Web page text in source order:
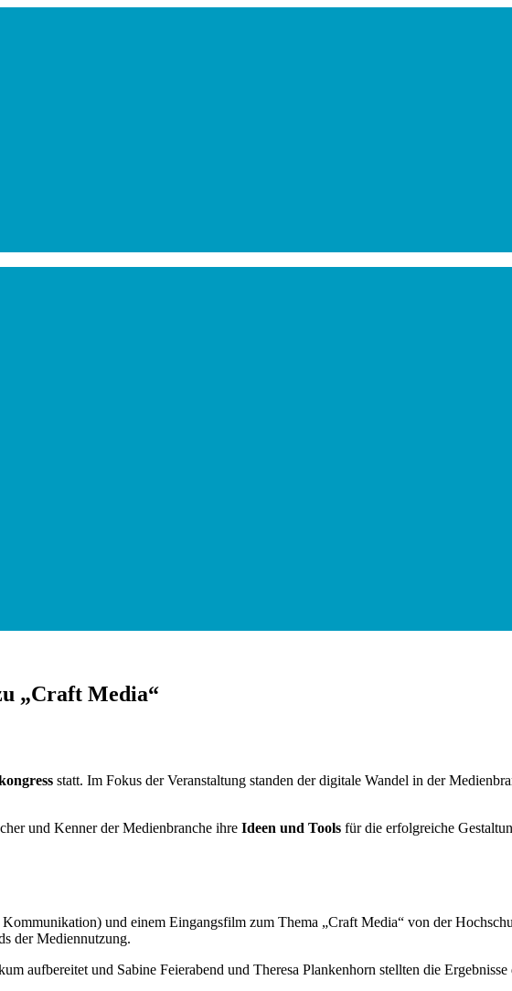
„Craft Media“
statt. Im Fokus der Veranstaltung standen der digitale Wandel in der
und Kenner der Medienbranche ihre Ideen und Tools für die erfolgreiche
und einem Eingangsfilm zum Thema „Craft Media“ von der
der Mediennutzung.
aufbereitet und Sabine Feierabend und Theresa Plankenhorn stellten die Ergebnisse